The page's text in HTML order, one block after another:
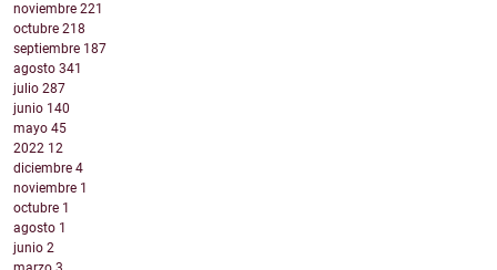
noviembre 221
octubre 218
septiembre 187
agosto 341
julio 287
junio 140
mayo 45
2022 12
diciembre 4
noviembre 1
octubre 1
agosto 1
junio 2